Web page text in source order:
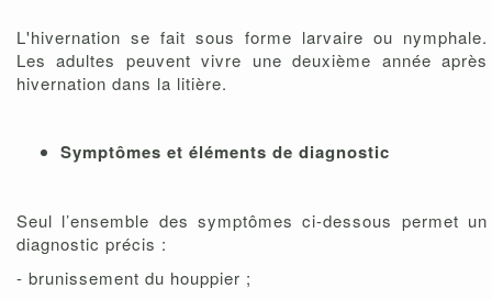
L'hivernation se fait sous forme larvaire ou nymphale.
Les adultes peuvent vivre une deuxième année après
hivernation dans la litière.
Symptômes et éléments de diagnostic
Seul l’ensemble des symptômes ci-dessous permet un
diagnostic précis :
- brunissement du houppier ;